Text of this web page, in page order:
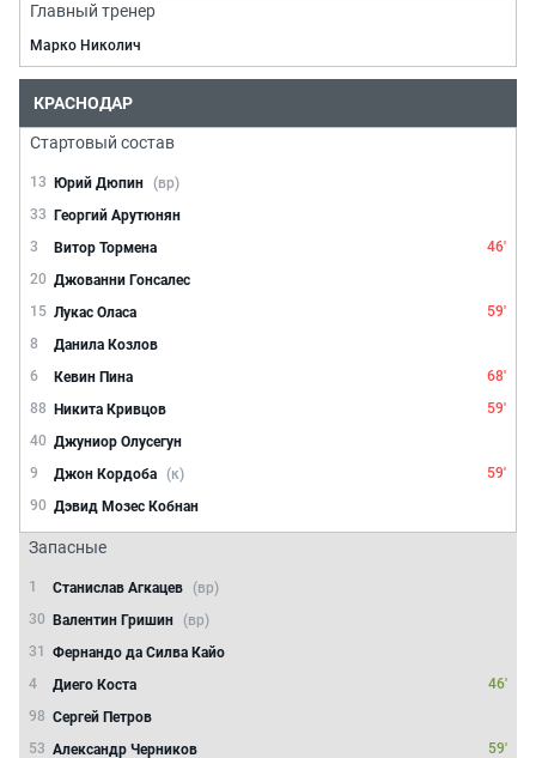
Главный тренер
Марко Николич
КРАСНОДАР
Стартовый состав
13 Юрий Дюпин (вр)
33 Георгий Арутюнян
3
Витор Тормена
46'
20 Джованни Гонсалес
15 Лукас Оласа
59'
8
Данила Козлов
6
Кевин Пина
68'
88 Никита Кривцов
59'
40 Джуниор Олусегун
9
Джон Кордоба (к)
59'
90 Дэвид Мозес Кобнан
Запасные
1 Станислав Агкацев
(вр)
30 Валентин Гришин
(вр)
31
Фернандо да Силва Кайо
4
Диего Коста
46'
98 Сергей Петров
53 Александр Черников 59'